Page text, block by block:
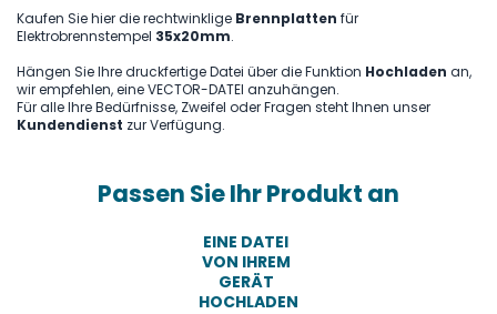
Kaufen Sie hier die rechtwinklige Brennplatten für
Elektrobrennstempel 35x20mm.
Hängen Sie Ihre druckfertige Datei über die Funktion Hochladen an,
wir empfehlen, eine VECTOR-DATEI anzuhängen.
Für alle Ihre Bedürfnisse, Zweifel oder Fragen steht Ihnen unser
Kundendienst zur Verfügung.
Passen Sie Ihr Produkt an
EINE DATEI
VON IHREM
GERÄT
HOCHLADEN